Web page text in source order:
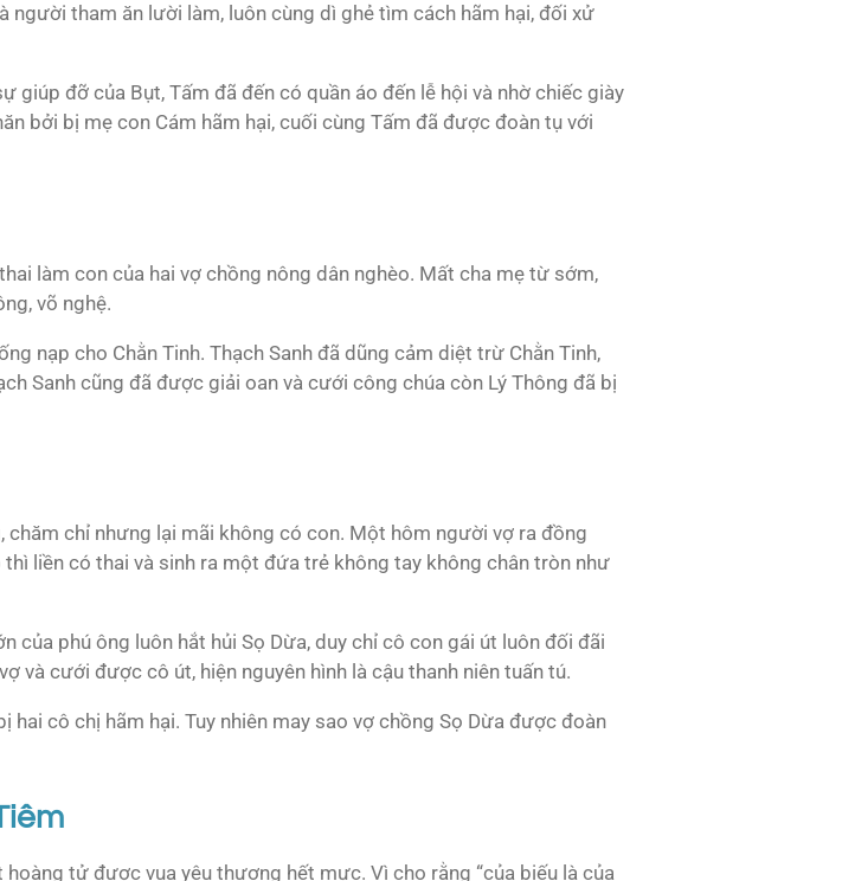
người tham ăn lười làm, luôn cùng dì ghẻ tìm cách hãm hại, đối xử
giúp đỡ của Bụt, Tấm đã đến có quần áo đến lễ hội và nhờ chiếc giày
bởi bị mẹ con Cám hãm hại, cuối cùng Tấm đã được đoàn tụ với
làm con của hai vợ chồng nông dân nghèo. Mất cha mẹ từ sớm,
võ nghệ.
nạp cho Chằn Tinh. Thạch Sanh đã dũng cảm diệt trừ Chằn Tinh,
Sanh cũng đã được giải oan và cưới công chúa còn Lý Thông đã bị
chỉ nhưng lại mãi không có con. Một hôm người vợ ra đồng
liền có thai và sinh ra một đứa trẻ không tay không chân tròn như
của phú ông luôn hắt hủi Sọ Dừa, duy chỉ cô con gái út luôn đối đãi
và cưới được cô út, hiện nguyên hình là cậu thanh niên tuấn tú.
cô chị hãm hại. Tuy nhiên may sao vợ chồng Sọ Dừa được đoàn
tử được vua yêu thương hết mực. Vì cho rằng “của biếu là của